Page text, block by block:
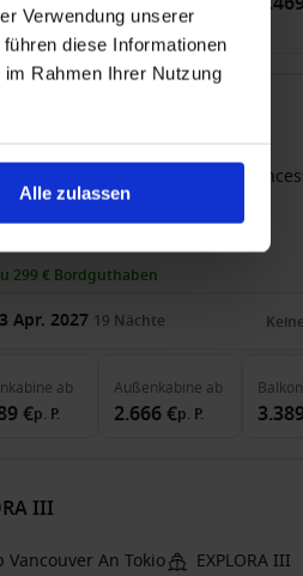
Verwendung unserer
diese Informationen
Rahmen Ihrer Nutzung
Alle zulassen
Coral
299 € Bordguthaben
Apr. 2027 19 Nächte
ab
€p. P.
Außenkabine ab
2.666 €p. P.
III
Vancouver An Tokio EXPLORA III